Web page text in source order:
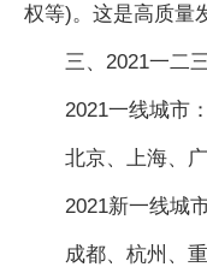
权等)。这是高质量
三、2021一二
2021一线城市：
北京、上海、
2021新一线城
成都、杭州、